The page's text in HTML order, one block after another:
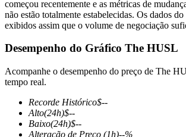
Futuros usando USDT como garantia
Futuros COIN-M
começou recentemente e as métricas de
não estão totalmente estabelecidas. Os dados
exibidos assim que o volume de negociação
Desempenho do Gráfico The HUSL
Acompanhe o desempenho do preço de The
tempo real.
Recorde Histórico$--
Alto(24h)$--
Baixo(24h)$--
Alteração de Preço (1h)--%